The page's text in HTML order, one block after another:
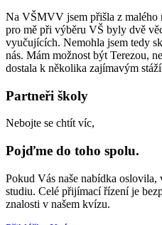
Na VŠMVV jsem přišla z malého
pro mě při výběru VŠ byly dvě
vyučujících. Nemohla jsem tedy
nás. Mám možnost být Terezou,
dostala k několika zajímavým
Partneři školy
Nebojte se chtít víc,
Pojďme do toho spolu.
Pokud Vás naše nabídka
studiu. Celé přijímací řízení je
znalosti v našem kvízu.